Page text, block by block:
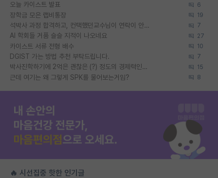
오늘 카이스트 발표 6
장학금 모은 랩비통장 19
석박사 과정 합격하고, 컨택했던교수님이 연락이 안됩니다... 7
AI 학회들 거품 슬슬 지적이 나오네요 27
카이스트 서류 전형 배수 10
DGIST 가는 방법 추천 부탁드립니다. 7
박사진학하기에 2억은 괜찮은 (?) 정도의 경제력인가요 15
근데 여기는 왜 그렇게 SPK를 물어보는거임? 8
🔥 시선집중 핫한 인기글